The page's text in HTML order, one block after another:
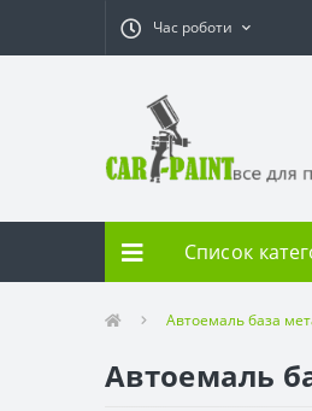
Час роботи
Список
Автоемаль база
Автоемаль